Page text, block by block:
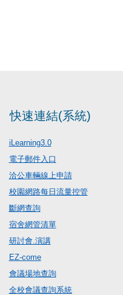
快速連結(系統)
iLearning3.0
電子郵件入口
洽公車輛線上申請
校園網路每日流量控管
斷網查詢
宿舍網管清單
研討會.演講
EZ-come
會議場地查詢
全校會議查詢系統